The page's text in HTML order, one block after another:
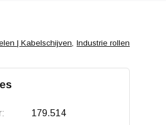
| Kabelschijven, Industrie rollen
179.514